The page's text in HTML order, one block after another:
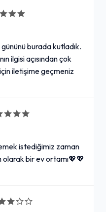
gününü burada kutladık.
ilgisi açısından çok
iletişime geçmeniz
istediğimiz zaman
olarak bir ev ortamı💖💖